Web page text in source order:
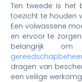
Ten tweede is het
toezicht te houden
Een volwassene
en ervoor te
belangrijk
dragen van
een veilige